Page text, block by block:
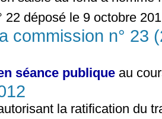
22 déposé le 9 octobre
commission n° 23
séance publique au
la ratification du